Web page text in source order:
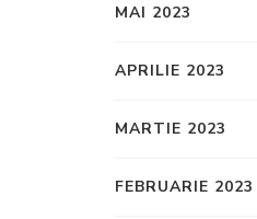
MAI 2023
APRILIE 2023
MARTIE 2023
FEBRUARIE 2023